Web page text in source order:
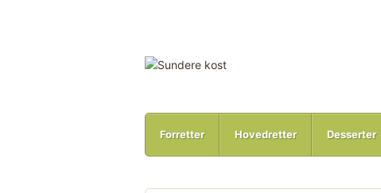
Forretter Hovedretter Desserter